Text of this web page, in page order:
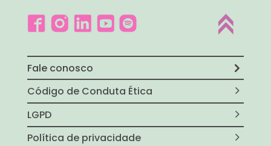
Fale conosco
Código de Conduta Ética
LGPD
Política de privacidade